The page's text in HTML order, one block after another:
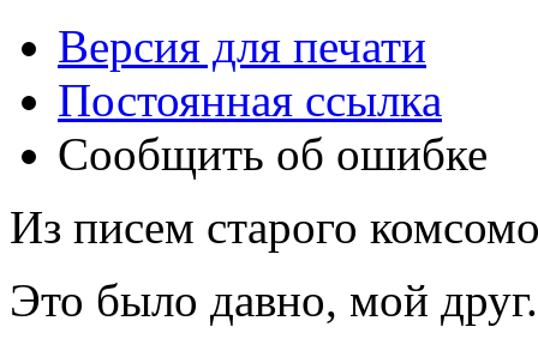
Версия для печати
Постоянная ссылка
Сообщить об ошибке
Из писем старого
Это было давно, мой друг.